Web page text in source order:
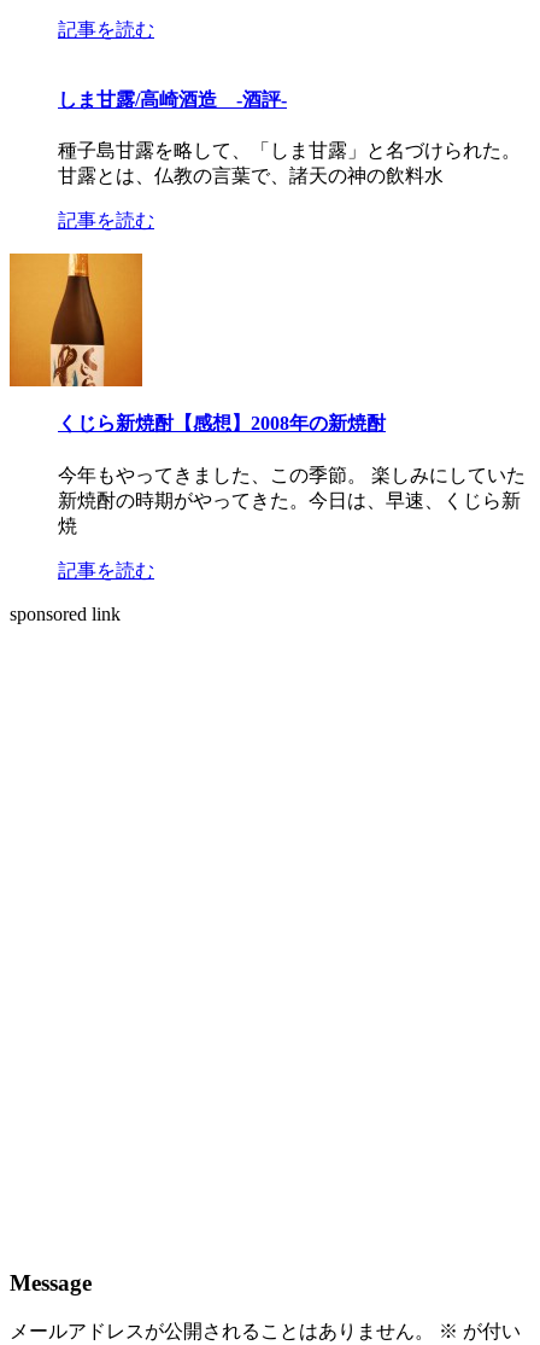
記事を読む
しま甘露/高崎酒造 -酒評-
種子島甘露を略して、「しま甘露」と名づけられた。
甘露とは、仏教の言葉で、諸天の神の飲料水
記事を読む
くじら新焼酎【感想】2008年の新焼酎
今年もやってきました、この季節。 楽しみにしていた
新焼酎の時期がやってきた。今日は、早速、くじら新
焼
記事を読む
sponsored link
Message
メールアドレスが公開されることはありません。 ※ が付い